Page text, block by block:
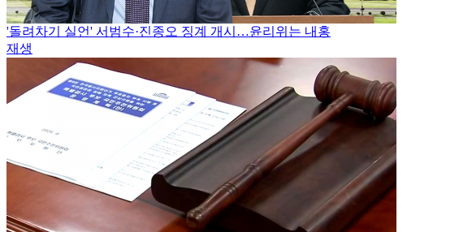
'돌려차기 실언' 서범수·진종오 징계 개시…윤리위는 내홍
재생